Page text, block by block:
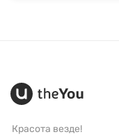
Красота везде!